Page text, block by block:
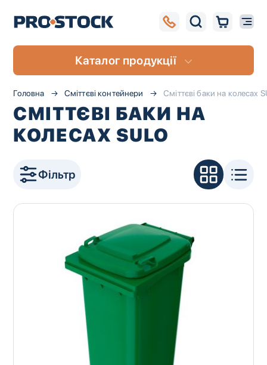
UARU
Головна Cміттєві контейнери Сміттєві баки на колесах
СМІТТЄВІ БАКИ НА
КОЛЕСАХ SULO
Фільтр
Каталог продукції